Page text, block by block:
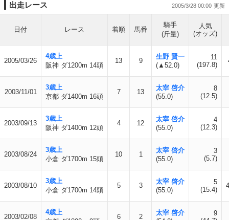
出走レース 2005/3/28 00:00
日付 レース 着順 馬番
騎手
(斤量)
人気
(オッズ)
2005/03/26
4歳上
阪神 ダ1200m 14頭
13 9
生野 賢一
(▲52.0)
11
(197.8)
2003/11/01
3歳上
京都 ダ1400m 16頭
7 13
太宰 啓介
(55.0)
8
(12.5)
2003/09/13
3歳上
阪神 ダ1400m 12頭
4 12
太宰 啓介
(55.0)
4
(12.3)
2003/08/24
3歳上
小倉 ダ1700m 15頭
10 1
太宰 啓介
(55.0)
3
(5.7)
2003/08/10
3歳上
小倉 ダ1700m 14頭
5 3
太宰 啓介
(55.0)
5
(15.4)
2003/02/08
4歳上
6 2
太宰 啓介
9